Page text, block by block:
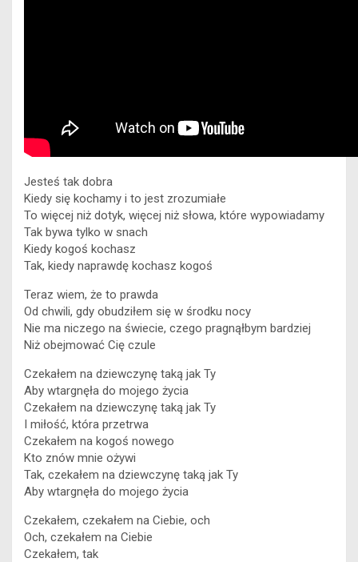
Jesteś tak dobra
Kiedy się kochamy i to jest zrozumiałe
To więcej niż dotyk, więcej niż słowa, które wypowiadamy
Tak bywa tylko w snach
Kiedy kogoś kochasz
Tak, kiedy naprawdę kochasz kogoś
Teraz wiem, że to prawda
Od chwili, gdy obudziłem się w środku nocy
Nie ma niczego na świecie, czego pragnąłbym bardziej
Niż obejmować Cię czule
Czekałem na dziewczynę taką jak Ty
Aby wtargnęła do mojego życia
Czekałem na dziewczynę taką jak Ty
I miłość, która przetrwa
Czekałem na kogoś nowego
Kto znów mnie ożywi
Tak, czekałem na dziewczynę taką jak Ty
Aby wtargnęła do mojego życia
Czekałem, czekałem na Ciebie, och
Och, czekałem na Ciebie
Czekałem, tak